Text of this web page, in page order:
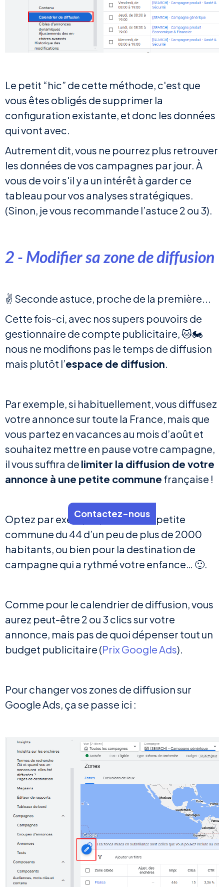
Le petit “hic” de cette méthode, c'est que
vous êtes obligés de supprimer la
configuration existante, et donc les données
qui vont avec.
Autrement dit, vous ne pourrez plus retrouver
les données de vos campagnes par jour. À
vous de voir s'il y a un intérêt à garder ce
tableau pour vos analyses stratégiques.
(Sinon, je vous recommande l’astuce 2 ou 3).
2 - Modifier sa zone de diffusion
✌ Seconde astuce, proche de la première...
Cette fois-ci, avec nos supers pouvoirs de
gestionnaire de compte publicitaire, 🐱🏍
nous ne modifions pas le temps de diffusion
mais plutôt l’espace de diffusion.
Par exemple, si habituellement, vous diffusez
votre annonce sur toute la France, mais que
vous partez en vacances au mois d’août et
souhaitez mettre en pause votre campagne,
il vous suffira de limiter la diffusion de votre
annonce à une petite commune française !
Optez par exemple pour Riaillé, petite
commune du 44 d’un peu de plus de 2000
habitants, ou bien pour la destination de
campagne qui a rythmé votre enfance… 🙂.
Comme pour le calendrier de diffusion, vous
aurez peut-être 2 ou 3 clics sur votre
annonce, mais pas de quoi dépenser tout un
budget publicitaire (Prix Google Ads).
Pour changer vos zones de diffusion sur
Google Ads, ça se passe ici :
Contactez-nous